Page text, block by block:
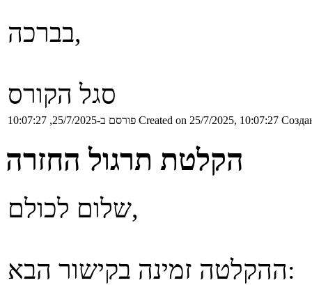
בברכה,
סגל הקורס
פורסם ב-25/7/2025, 10:07:27 Created on 25/7/2025, 10:07:27
הקלטת תרגול החזרה
שלום לכולם,
ההקלטה זמינה בקישור הבא: